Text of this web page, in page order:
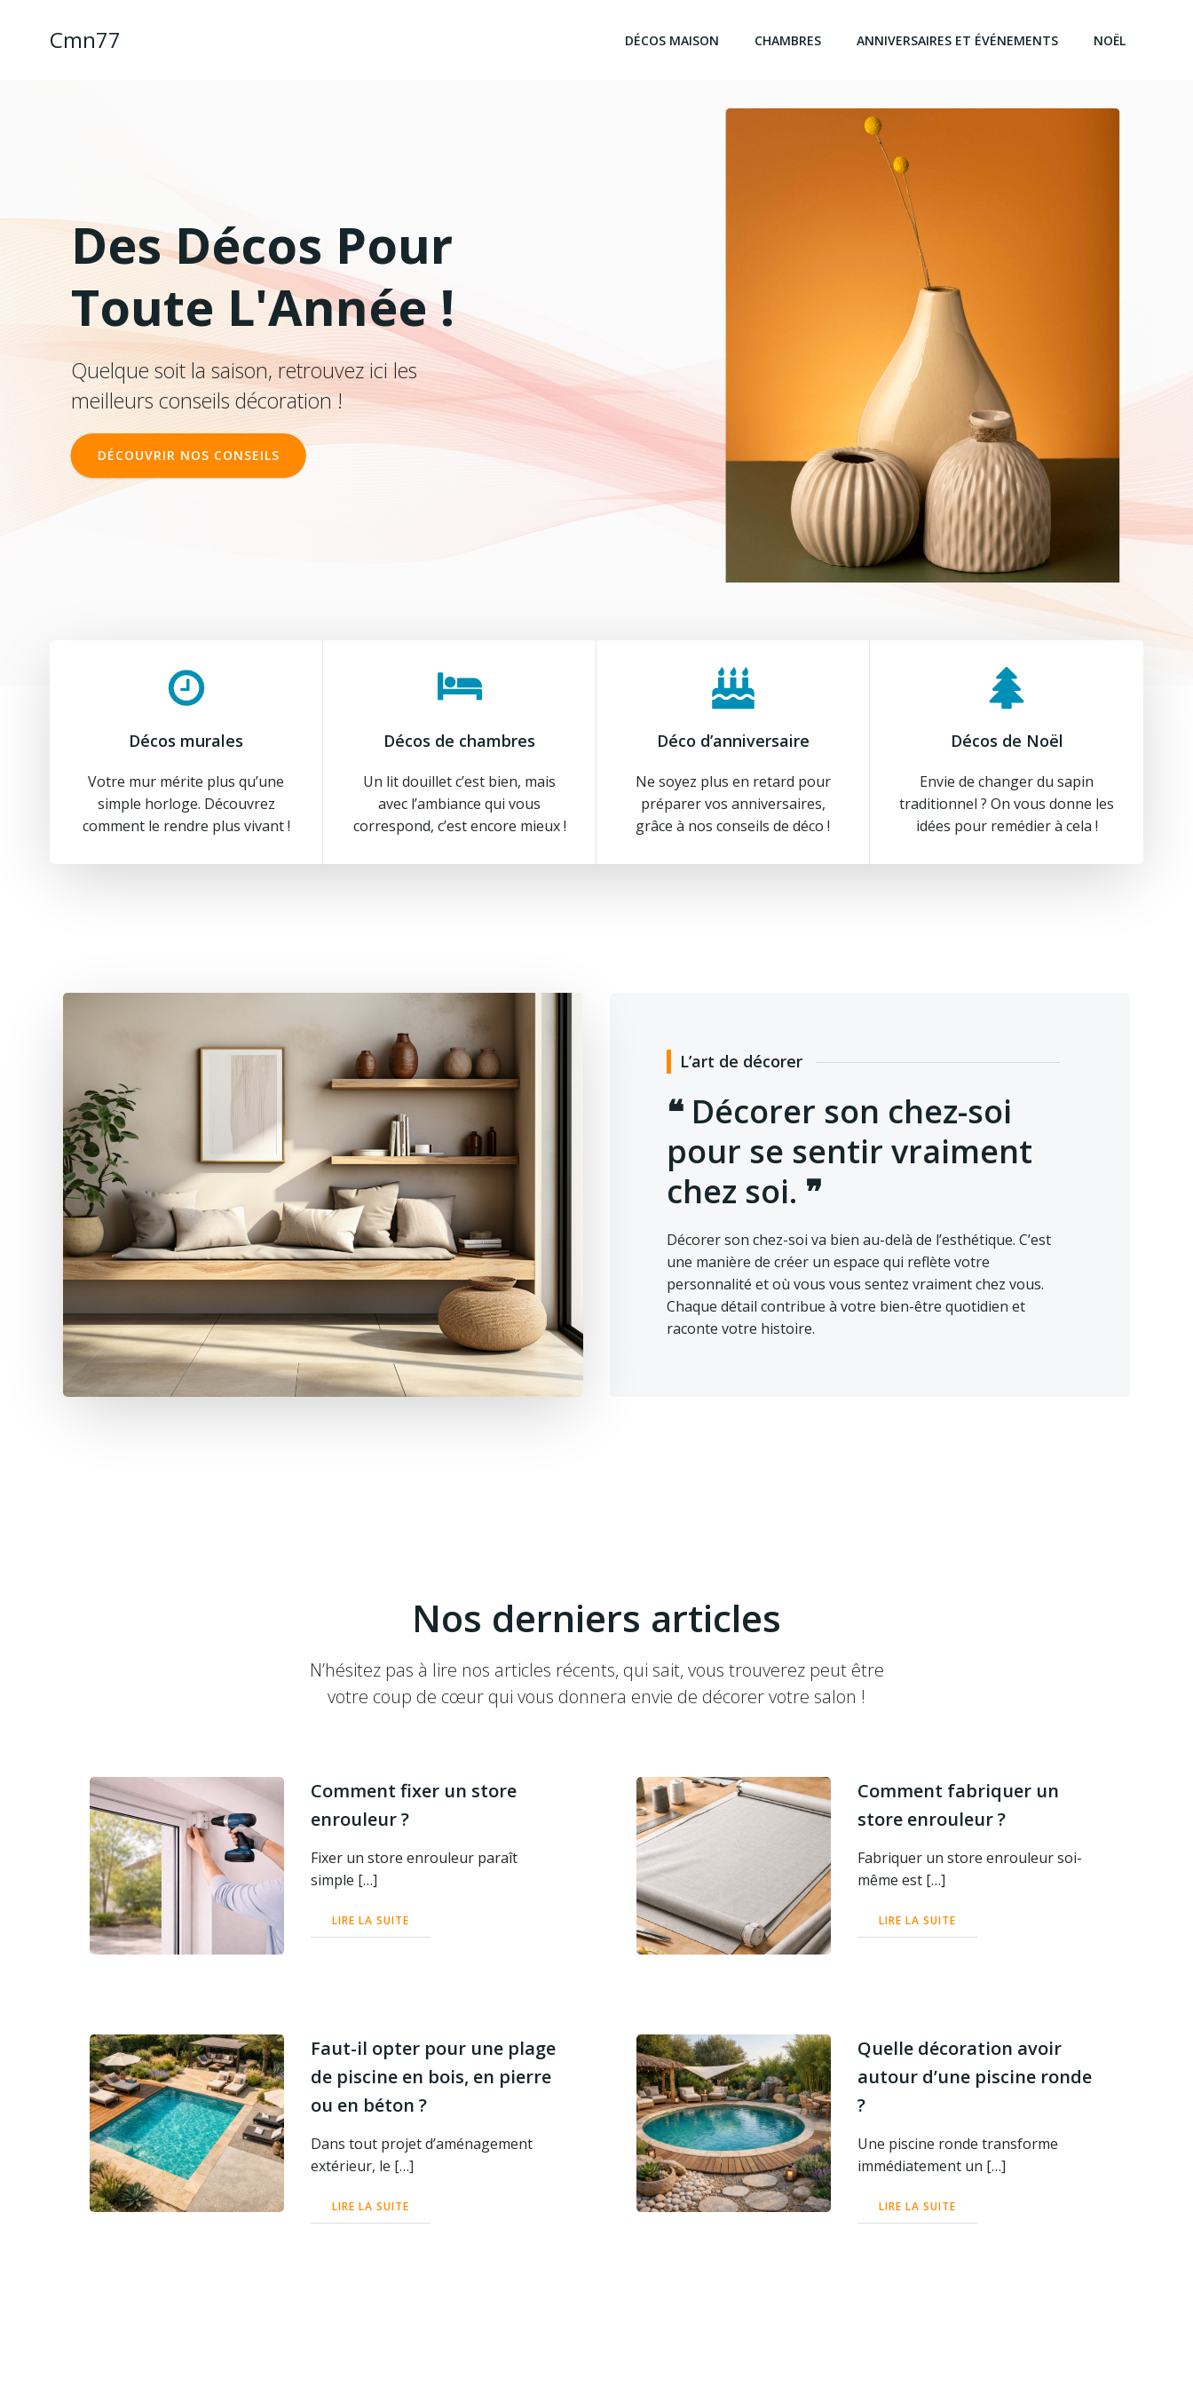
contenuCmn77 DÉCOS MAISON CHAMBRES ANNIVERSAIRES ET ÉVÉNEMENTS NOËL
Des Décos Pour
Toute L'Année !
Quelque soit la saison, retrouvez ici les
meilleurs conseils décoration !
DÉCOUVRIR NOS CONSEILS
Décos murales
Votre mur mérite plus qu’une
simple horloge. Découvrez
comment le rendre plus vivant !
Décos de chambres
Un lit douillet c’est bien, mais
avec l’ambiance qui vous
correspond, c’est encore mieux !
Déco d’anniversaire
Ne soyez plus en retard pour
préparer vos anniversaires,
grâce à nos conseils de déco !
Décos de Noël
Envie de changer du sapin
traditionnel ? On vous donne les
idées pour remédier à cela !
L’art de décorer
❝ Décorer son chez-soi
pour se sentir vraiment
chez soi. ❞
Décorer son chez-soi va bien au-delà de l’esthétique. C’est
une manière de créer un espace qui reflète votre
personnalité et où vous vous sentez vraiment chez vous.
Chaque détail contribue à votre bien-être quotidien et
raconte votre histoire.
Nos derniers articles
N’hésitez pas à lire nos articles récents, qui sait, vous trouverez peut être
votre coup de cœur qui vous donnera envie de décorer votre salon !
Comment fixer un store
enrouleur ?
Fixer un store enrouleur paraît
simple […]
LIRE LA SUITE
Comment fabriquer un
store enrouleur ?
Fabriquer un store enrouleur soi-
même est […]
LIRE LA SUITE
Faut-il opter pour une plage
de piscine en bois, en pierre
ou en béton ?
Dans tout projet d’aménagement
extérieur, le […]
LIRE LA SUITE
Quelle décoration avoir
autour d’une piscine ronde
?
Une piscine ronde transforme
immédiatement un […]
LIRE LA SUITE